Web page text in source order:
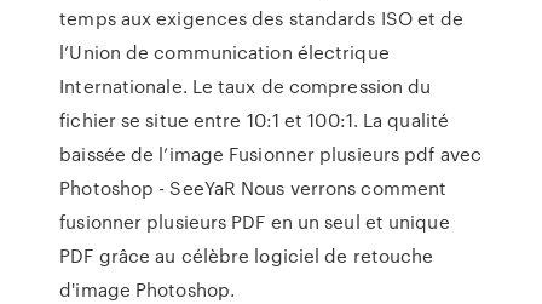
temps aux exigences des standards ISO et de
l’Union de communication électrique
Internationale. Le taux de compression du
fichier se situe entre 10:1 et 100:1. La qualité
baissée de l’image Fusionner plusieurs pdf avec
Photoshop - SeeYaR Nous verrons comment
fusionner plusieurs PDF en un seul et unique
PDF grâce au célèbre logiciel de retouche
d'image Photoshop.